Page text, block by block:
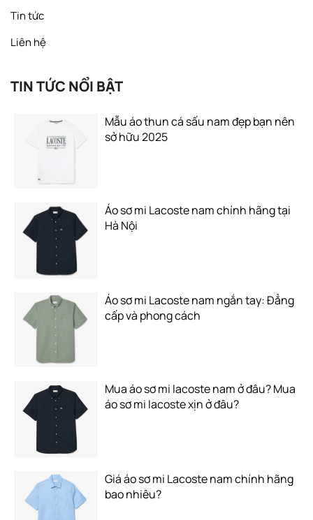
Tin tức
Liên hệ
TIN TỨC NỔI BẬT
Mẫu áo thun cá sấu nam đẹp bạn nên
sở hữu 2025
Áo sơ mi Lacoste nam chính hãng tại
Hà Nội
Áo sơ mi Lacoste nam ngắn tay: Đẳng
cấp và phong cách
Mua áo sơ mi lacoste nam ở đâu? Mua
áo sơ mi lacoste xịn ở đâu?
Giá áo sơ mi Lacoste nam chính hãng
bao nhiêu?